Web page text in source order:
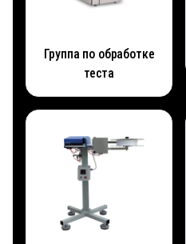
Группа по обработке
теста